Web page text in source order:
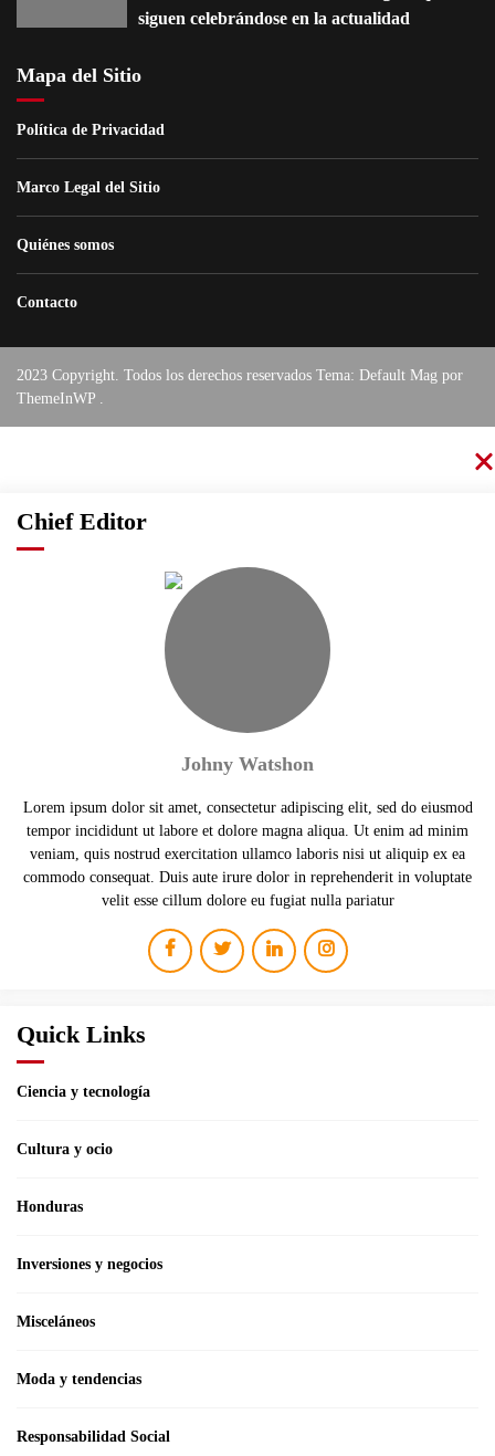
siguen celebrándose en la actualidad
Mapa del Sitio
Política de Privacidad
Marco Legal del Sitio
Quiénes somos
Contacto
2023 Copyright. Todos los derechos reservados Tema: Default Mag por
ThemeInWP
Chief Editor
Johny Watshon
Lorem ipsum dolor sit amet, consectetur adipiscing elit, sed do eiusmod
tempor incididunt ut labore et dolore magna aliqua. Ut enim ad minim
veniam, quis nostrud exercitation ullamco laboris nisi ut aliquip ex ea
commodo consequat. Duis aute irure dolor in reprehenderit in voluptate
velit esse cillum dolore eu fugiat nulla pariatur
Quick Links
Ciencia y tecnología
Cultura y ocio
Honduras
Inversiones y negocios
Misceláneos
Moda y tendencias
Responsabilidad Social